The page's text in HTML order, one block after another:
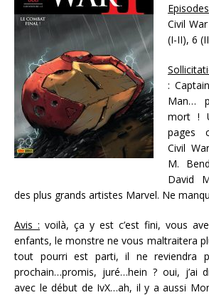
Episodes
Civil
(I-II), 6
:
Man…
mort !
pages
Civil
M.
David
des plus grands artistes Marvel. Ne
Avis : voilà, ça y est c’est fini, vous
enfants, le monstre ne vous maltraitera
tout pourri est parti, il ne reviendra
prochain…promis, juré…hein ? oui, j’ai
avec le début de IvX…ah, il y a aussi